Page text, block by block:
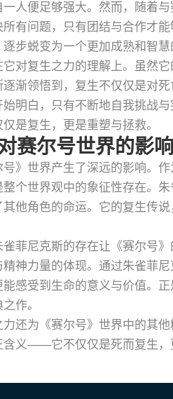
人便足够强大。然而，随着
有问题，只有团结与合作才
步蜕变为一个更加成熟和智慧
对复生之力的理解上。虽然
渐领悟到，复生不仅仅是对
明白，只有不断地自我挑战
是复生，更是重塑与拯救。
赛尔号世界的影响
》世界产生了深远的影响。
个世界观中的象征性存在。
他角色的命运。它的复生传
菲尼克斯的存在让《赛尔号
神力量的体现。通过朱雀菲
感受到生命的意义与价值。
作。
还为《赛尔号》世界中的其
含义——它不仅仅是死而复生，